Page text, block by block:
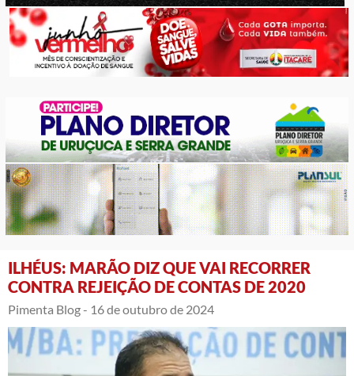
ILHÉUS: MARÃO DIZ QUE VAI RECORRER
CONTRA REJEIÇÃO DE CONTAS DE 2020
Pimenta Blog - 16 de outubro de 2024